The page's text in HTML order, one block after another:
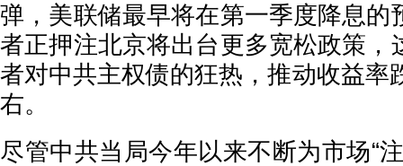
弹，美联储最早将在第一季度降息的
者正押注北京将出台更多宽松政策，
者对中共主权债的狂热，推动收益率
右。
尽管中共当局今年以来不断为市场“